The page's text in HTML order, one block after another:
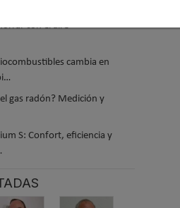
con el aire
cambia en
gas radón? Medición y
S: Confort, eficiencia y